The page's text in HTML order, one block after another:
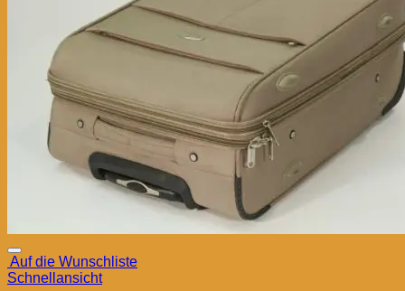
Auf die Wunschliste
Schnellansicht